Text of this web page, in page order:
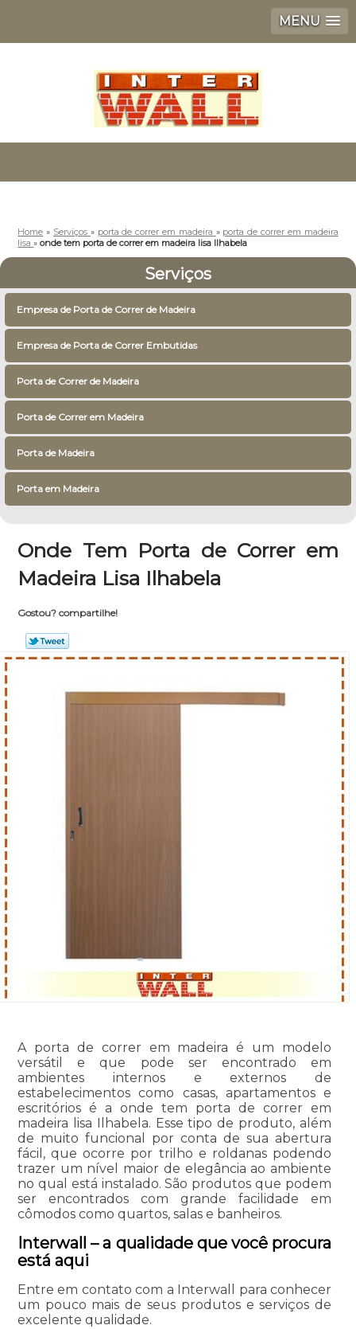
MENU
Home » Serviços » porta de correr em madeira » porta de correr em madeira
lisa»onde tem porta de correr em madeira lisa Ilhabela
Serviços
Empresa de Porta de Correr de Madeira
Empresa de Porta de Correr Embutidas
Porta de Correr de Madeira
Porta de Correr em Madeira
Porta de Madeira
Porta em Madeira
Onde Tem Porta de Correr em
Madeira Lisa Ilhabela
Gostou? compartilhe!
A porta de correr em madeira é um modelo
versátil e que pode ser encontrado em
ambientes internos e externos de
estabelecimentos como casas, apartamentos e
escritórios é a onde tem porta de correr em
madeira lisa Ilhabela. Esse tipo de produto, além
de muito funcional por conta de sua abertura
fácil, que ocorre por trilho e roldanas podendo
trazer um nível maior de elegância ao ambiente
no qual está instalado. São produtos que podem
ser encontrados com grande facilidade em
cômodos como quartos, salas e banheiros.
Interwall – a qualidade que você procura
está aqui
Entre em contato com a Interwall para conhecer
um pouco mais de seus produtos e serviços de
excelente qualidade.